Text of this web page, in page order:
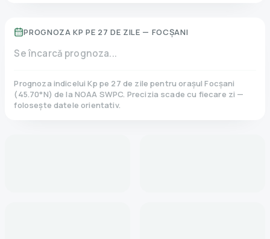
PROGNOZA KP PE 27 DE ZILE — FOCȘANI
Se încarcă prognoza...
Prognoza indicelui Kp pe 27 de zile pentru orașul Focșani
(45.70°N)de la NOAA SWPC. Precizia scade cu fiecare zi —
folosește datele orientativ.